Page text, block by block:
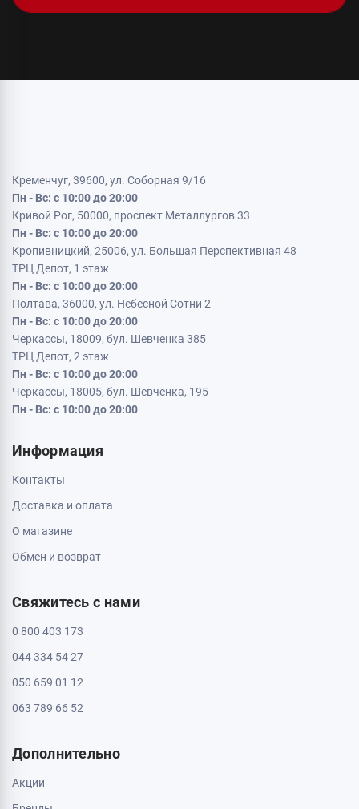
Кременчуг, 39600, ул. Соборная 9/16
Пн - Вс: с 10:00 до 20:00
Кривой Рог, 50000, проспект Металлургов 33
Пн - Вс: с 10:00 до 20:00
Кропивницкий, 25006, ул. Большая Перспективная 48
ТРЦ Депот, 1 этаж
Пн - Вс: с 10:00 до 20:00
Полтава, 36000, ул. Небесной Сотни 2
Пн - Вс: с 10:00 до 20:00
Черкассы, 18009, бул. Шевченка 385
ТРЦ Депот, 2 этаж
Пн - Вс: с 10:00 до 20:00
Черкассы, 18005, бул. Шевченка, 195
Пн - Вс: с 10:00 до 20:00
Информация
Контакты
Доставка и оплата
О магазине
Обмен и возврат
Свяжитесь с нами
0 800 403 173
044 334 54 27
050 659 01 12
063 789 66 52
Дополнительно
Акции